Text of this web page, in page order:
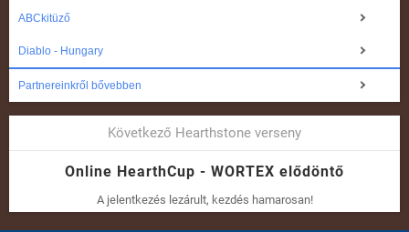
ABCkitüző
Diablo - Hungary
Partnereinkről bővebben
Következő Hearthstone verseny
Online HearthCup - WORTEX elődöntő
A jelentkezés lezárult, kezdés hamarosan!